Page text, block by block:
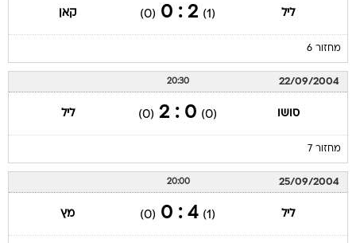
ליל (1)
2 : 0
(0) קאן
מחזור 6
22/09/2004
20:30
סושו (0)
0 : 2
(0) ליל
מחזור 7
25/09/2004
20:00
ליל (1)
4 : 0
(0) מץ